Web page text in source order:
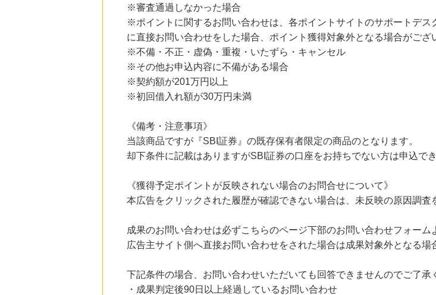
※審査通過しなかった場合
※ポイントに関するお問い合わせは、各ポイントサイトのサポートデ
に直接お問い合わせをした場合、ポイント獲得対象外となる場合がござ
※不備・不正・虚偽・重複・いたずら・キャンセル
※その他お申込内容に不備がある場合
※契約額が201万円以上
※初回借入れ額が30万円未満
《備考・注意事項》
当該商品ですが『SBI証券』の既存保有者限定の商品のとなります。
却下条件に記載はありますがSBI証券の口座をお持ちでない方は申込で
《獲得予定ポイントが反映されない場合のお問合せについて》
本広告をクリックされた履歴が確認できない場合は、未反映の原因調査
成果のお問い合わせは必ずこちらのページ下部のお問い合わせフォーム
広告主サイト側へ直接お問い合わせをされた場合は成果対象外となる場
下記条件の場合、お問い合わせいただいても回答できませんのでご了承
・成果判定後90日以上経過しているお問い合わせ